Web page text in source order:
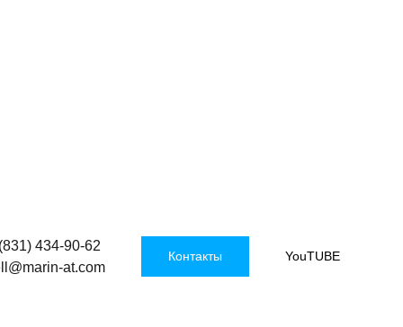
434-90-62
at.com
Контакты YouTUBE